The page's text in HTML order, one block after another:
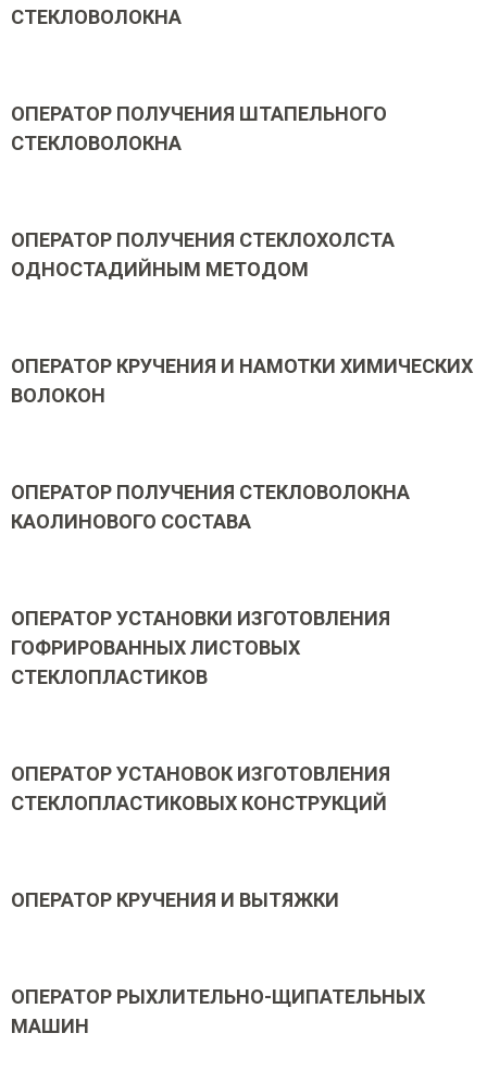
СТЕКЛОВОЛОКНА
ОПЕРАТОР ПОЛУЧЕНИЯ ШТАПЕЛЬНОГО
СТЕКЛОВОЛОКНА
ОПЕРАТОР ПОЛУЧЕНИЯ СТЕКЛОХОЛСТА
ОДНОСТАДИЙНЫМ МЕТОДОМ
ОПЕРАТОР КРУЧЕНИЯ И НАМОТКИ ХИМИЧЕСКИХ
ВОЛОКОН
ОПЕРАТОР ПОЛУЧЕНИЯ СТЕКЛОВОЛОКНА
КАОЛИНОВОГО СОСТАВА
ОПЕРАТОР УСТАНОВКИ ИЗГОТОВЛЕНИЯ
ГОФРИРОВАННЫХ ЛИСТОВЫХ
СТЕКЛОПЛАСТИКОВ
ОПЕРАТОР УСТАНОВОК ИЗГОТОВЛЕНИЯ
СТЕКЛОПЛАСТИКОВЫХ КОНСТРУКЦИЙ
ОПЕРАТОР КРУЧЕНИЯ И ВЫТЯЖКИ
ОПЕРАТОР РЫХЛИТЕЛЬНО-ЩИПАТЕЛЬНЫХ
МАШИН